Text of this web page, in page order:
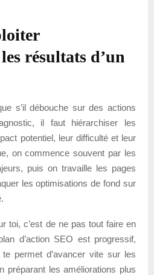
résultats d’un
s’il débouche sur des actions
il faut hiérarchiser les
potentiel, leur difficulté et leur
on commence souvent par les
puis on travaille les pages
les optimisations de fond sur
toi, c’est de ne pas tout faire en
d’action SEO est progressif,
permet d’avancer vite sur les
préparant les améliorations plus